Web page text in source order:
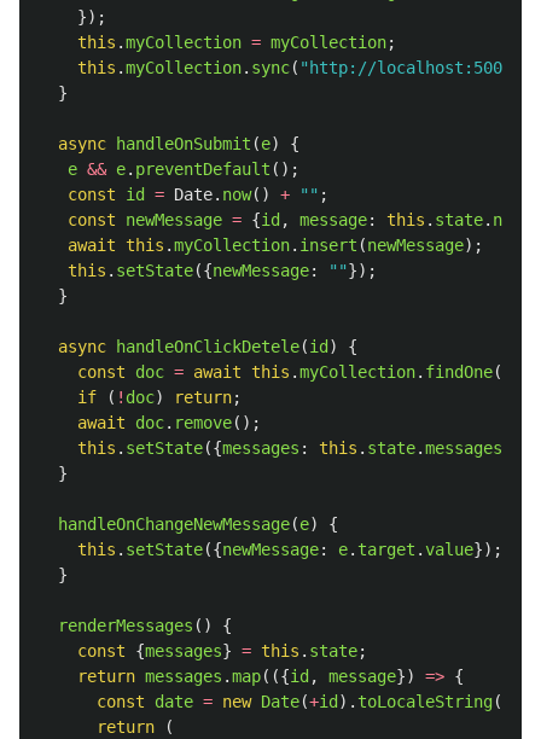
});
this .myCollection = myCollection;
this .myCollection. sync( " http://localhost:5000/
}
async handleOnSubmit (e)
{
e && e. preventDefault ();
const
id = Date. now() + "" ;
const
newMessage = {id , message: this . state.
await
this .myCollection. insert (newMessage);
this . setState({newMessage: ""});
}
async handleOnClickDetele(id )
{
const
doc = await this .myCollection. findOne(
if
( ! doc) return;
await
doc. remove();
this . setState({messages : this . state.messages
}
handleOnChangeNewMessage(e)
{
this . setState({newMessage: e. target .value});
}
renderMessages ()
{
const
{messages} = this . state;
return messages .map(({id , message}) => {
const
date = new Date(+id ). toLocaleString();
return
(